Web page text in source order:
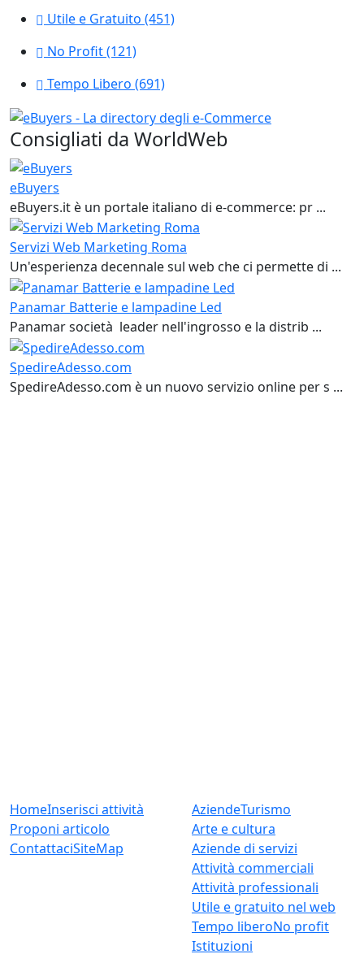
Utile e Gratuito (451)
No Profit(121)
Tempo Libero (691)
Consigliati da WorldWeb
eBuyers
eBuyers.it è un portale italiano di e‑commerce: pr ...
Servizi Web Marketing Roma
Un'esperienza decennale sul web che ci permette di ...
Panamar Batterie e lampadine Led
Panamar società leader nell'ingrosso e la distrib ...
SpedireAdesso.com
SpedireAdesso.com è un nuovo servizio online per s ...
HomeInserisci attività
Proponi articolo
ContattaciSiteMap
AziendeTurismo
Arte e cultura
Aziende di servizi
Attività commerciali
Attività professionali
Utile e gratuito nel web
Tempo liberoNo profit
Istituzioni